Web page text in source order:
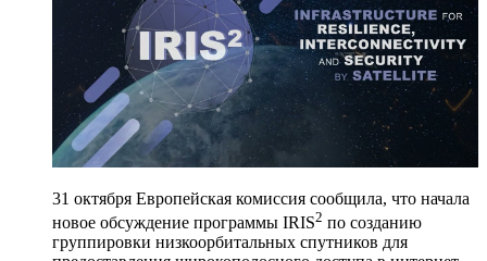
31 октября Европейская комиссия сообщила, что начала
новое обсуждение программы IRIS2 по созданию
группировки низкоорбитальных спутников для